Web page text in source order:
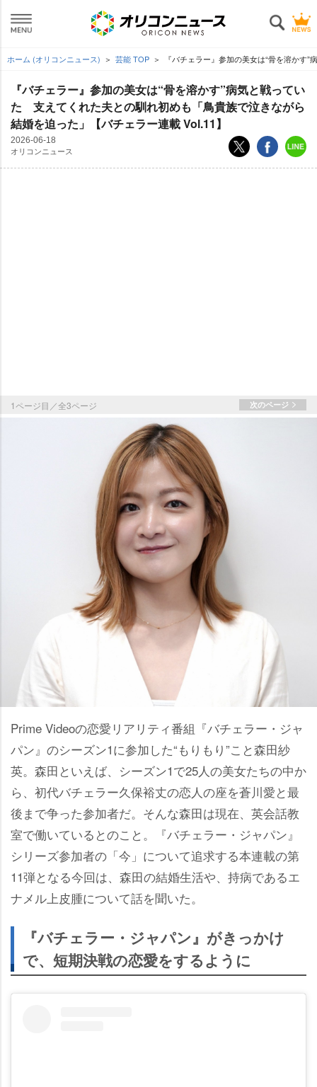
ホーム (オリコンニュース) 芸能 TOP 『バチェラー』参加の美女は“骨を溶かす
『バチェラー』参加の美女は“骨を溶かす”病気と戦ってい
た 支えてくれた夫との馴れ初めも「鳥貴族で泣きながら
結婚を迫った」【バチェラー連載 Vol.11】
2026-06-18
オリコンニュース
1ページ目／全3ページ 次のページ
Prime Videoの恋愛リアリティ番組『バチェラー・ジャ
パン』のシーズン1に参加した“もりもり”こと森田紗
英。森田といえば、シーズン1で25人の美女たちの中か
ら、初代バチェラー久保裕丈の恋人の座を蒼川愛と最
後まで争った参加者だ。そんな森田は現在、英会話教
室で働いているとのこと。『バチェラー・ジャパン』
シリーズ参加者の「今」について追求する本連載の第
11弾となる今回は、森田の結婚生活や、持病であるエ
ナメル上皮腫について話を聞いた。
『バチェラー・ジャパン』がきっかけ
で、短期決戦の恋愛をするように